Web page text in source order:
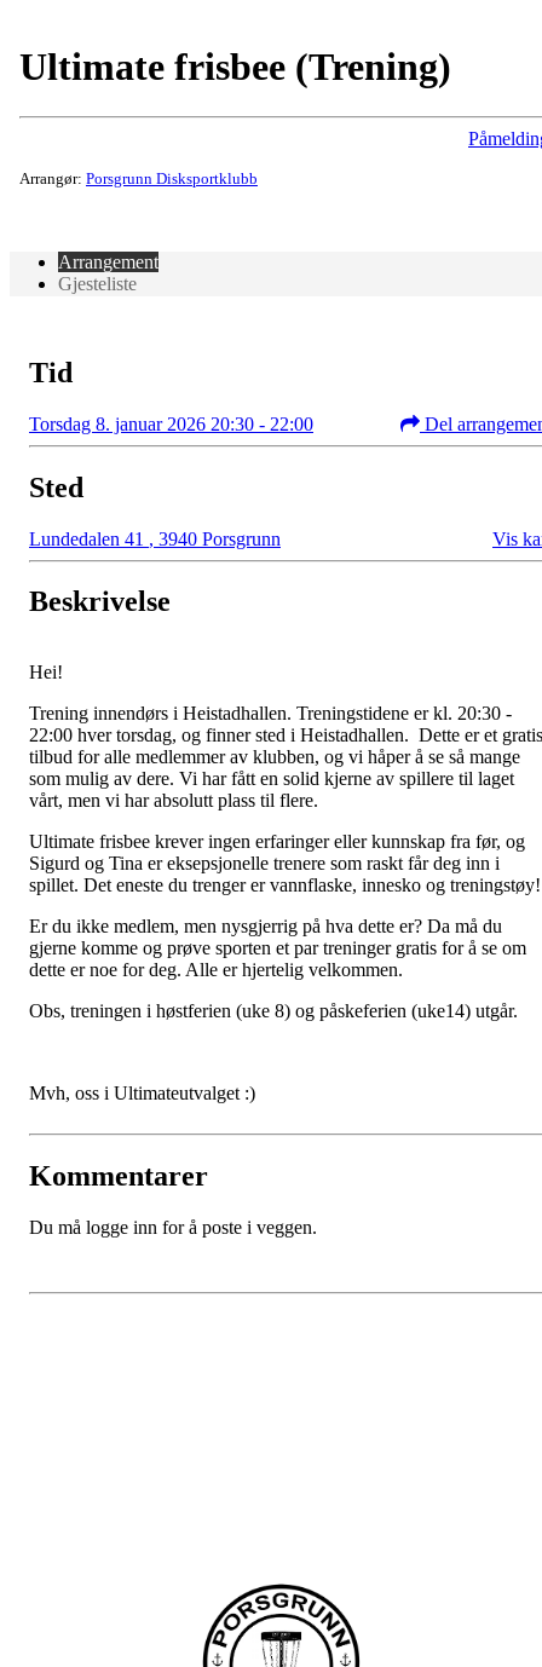
Ultimate frisbee (Trening)
Arrangør: Porsgrunn Disksportklubb
Arrangement
Gjesteliste
Tid
Torsdag 8. januar 2026 20:30 - 22:00 Del
Sted
Lundedalen 41 , 3940 Porsgrunn Vis
Beskrivelse
Hei!
Trening innendørs i Heistadhallen. Treningstidene er kl. 20:30 -
22:00 hver torsdag, og finner sted i Heistadhallen. Dette er et gratis
tilbud for alle medlemmer av klubben, og vi håper å se så mange
som mulig av dere. Vi har fått en solid kjerne av spillere til laget
vårt, men vi har absolutt plass til flere.
Ultimate frisbee krever ingen erfaringer eller kunnskap fra før, og
Sigurd og Tina er eksepsjonelle trenere som raskt får deg inn i
spillet. Det eneste du trenger er vannflaske, innesko og
Er du ikke medlem, men nysgjerrig på hva dette er? Da må du
gjerne komme og prøve sporten et par treninger gratis for å se om
dette er noe for deg. Alle er hjertelig velkommen.
Obs, treningen i høstferien (uke 8) og påskeferien (uke14) utgår.
Mvh, oss i Ultimateutvalget :)
Kommentarer
Du må logge inn for å poste i veggen.